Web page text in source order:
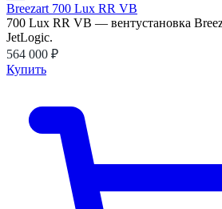
Breezart 700 Lux RR VB
700 Lux RR VB — вентустановка
JetLogic.
564 000 ₽
Купить